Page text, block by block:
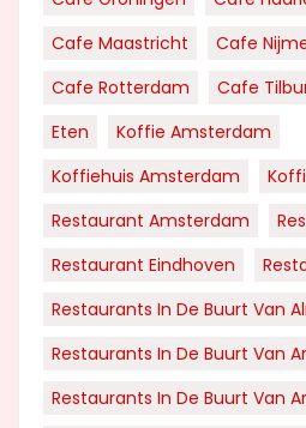
Cafe Maastricht
Cafe
Cafe Rotterdam
Cafe
Eten
Koffie Amsterdam
Koffiehuis Amsterdam
Restaurant Amsterdam
Restaurant Eindhoven
Restaurants In De Buurt Van
Restaurants In De Buurt Van
Restaurants In De Buurt Van